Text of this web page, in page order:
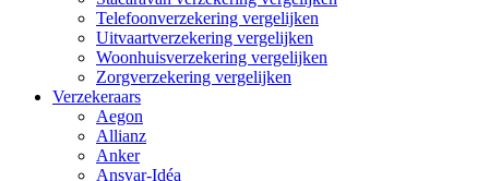
Telefoonverzekering vergelijken
Uitvaartverzekering vergelijken
Woonhuisverzekering vergelijken
Zorgverzekering vergelijken
Verzekeraars
Aegon
Allianz
Anker
Ansvar-Idéa